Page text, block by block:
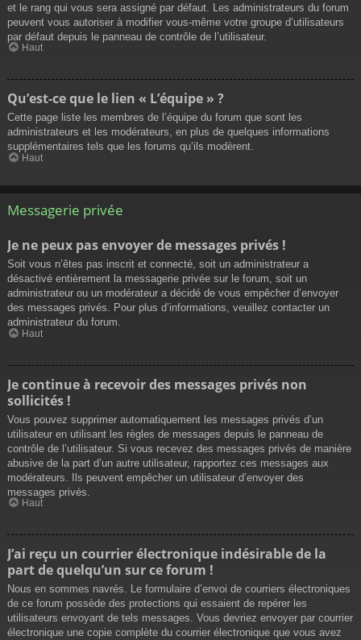
et le rang qui vous sera assigné par défaut. Les administrateurs du forum
peuvent vous autoriser à modifier vous-même votre groupe d’utilisateurs
par défaut depuis le panneau de contrôle de l’utilisateur.
Haut
Qu’est-ce que le lien « L’équipe » ?
Cette page liste les membres de l’équipe du forum que sont les
administrateurs et les modérateurs, en plus de quelques informations
supplémentaires tels que les forums qu’ils modèrent.
Haut
Messagerie privée
Je ne peux pas envoyer de messages privés !
Soit vous n’êtes pas inscrit et connecté, soit un administrateur a
désactivé entièrement la messagerie privée sur le forum, soit un
administrateur ou un modérateur a décidé de vous empêcher d’envoyer
des messages privés. Pour plus d’informations, veuillez contacter un
administrateur du forum.
Haut
Je continue à recevoir des messages privés non
sollicités !
Vous pouvez supprimer automatiquement les messages privés d’un
utilisateur en utilisant les règles de messages depuis le panneau de
contrôle de l’utilisateur. Si vous recevez des messages privés de manière
abusive de la part d’un autre utilisateur, rapportez ces messages aux
modérateurs. Ils peuvent empêcher un utilisateur d’envoyer des
messages privés.
Haut
J’ai reçu un courrier électronique indésirable de la
part de quelqu’un sur ce forum !
Nous en sommes navrés. Le formulaire d’envoi de courriers électroniques
de ce forum possède des protections qui essaient de repérer les
utilisateurs envoyant de tels messages. Vous devriez envoyer par courrier
électronique une copie complète du courrier électronique que vous avez